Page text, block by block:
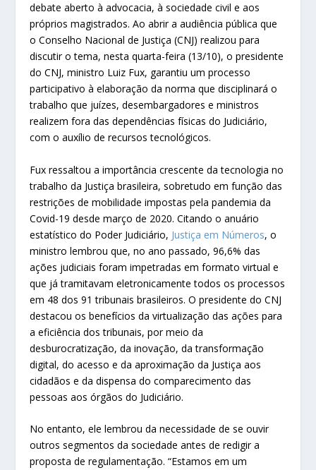
debate aberto à advocacia, à sociedade civil e aos
próprios magistrados. Ao abrir a audiência pública que
o Conselho Nacional de Justiça (CNJ) realizou para
discutir o tema, nesta quarta-feira (13/10), o presidente
do CNJ, ministro Luiz Fux, garantiu um processo
participativo à elaboração da norma que disciplinará o
trabalho que juízes, desembargadores e ministros
realizem fora das dependências físicas do Judiciário,
com o auxílio de recursos tecnológicos.
Fux ressaltou a importância crescente da tecnologia no
trabalho da Justiça brasileira, sobretudo em função das
restrições de mobilidade impostas pela pandemia da
Covid-19 desde março de 2020. Citando o anuário
estatístico do Poder Judiciário, Justiça em Números, o
ministro lembrou que, no ano passado, 96,6% das
ações judiciais foram impetradas em formato virtual e
que já tramitavam eletronicamente todos os processos
em 48 dos 91 tribunais brasileiros. O presidente do CNJ
destacou os benefícios da virtualização das ações para
a eficiência dos tribunais, por meio da
desburocratização, da inovação, da transformação
digital, do acesso e da aproximação da Justiça aos
cidadãos e da dispensa do comparecimento das
pessoas aos órgãos do Judiciário.
No entanto, ele lembrou da necessidade de se ouvir
outros segmentos da sociedade antes de redigir a
proposta de regulamentação. “Estamos em um